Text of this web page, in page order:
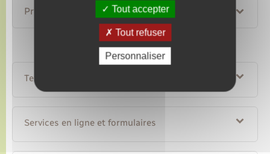
Prises en charge particulières
Textes de référence
Services en ligne et formulaires
Tout accepter
Tout refuser
Personnaliser